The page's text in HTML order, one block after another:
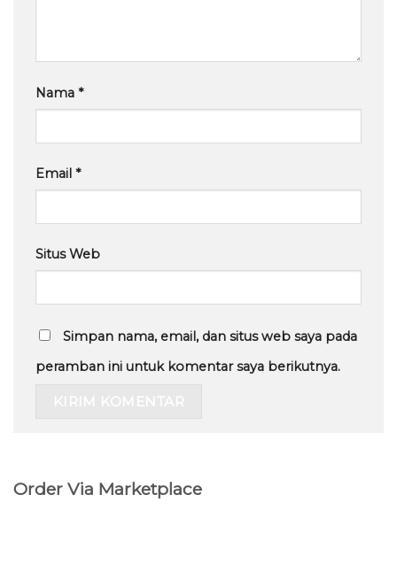
Nama *
Email *
Situs Web
Simpan nama, email, dan situs web saya pada
peramban ini untuk komentar saya berikutnya.
Order Via Marketplace